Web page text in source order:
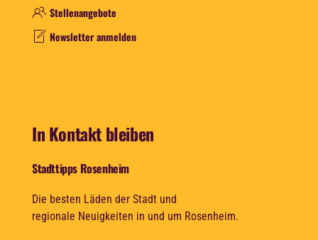
Stellenangebote
Newsletter anmelden
In Kontakt bleiben
Stadttipps Rosenheim
Die besten Läden der Stadt und
regionale Neuigkeiten in und um Rosenheim.